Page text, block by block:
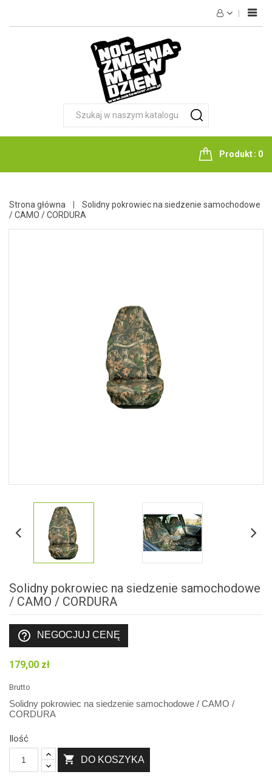
NOKTOWIZJA
NOŻE
AKCESORIA
KONTAKT
Produkt 0
Strona główna
Solidny pokrowiec na siedzenie samochodowe
/ CAMO / CORDURA
Solidny pokrowiec na siedzenie samochodowe
/ CAMO / CORDURA
help_outline NEGOCJUJ CENĘ
179,00 zł
Brutto
Solidny pokrowiec na siedzenie samochodowe / CAMO /
CORDURA
Ilość
 DO KOSZYKA